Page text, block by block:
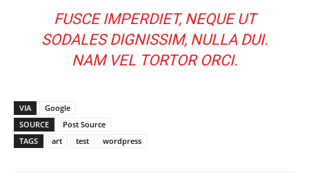
FUSCE IMPERDIET, NEQUE UT
SODALES DIGNISSIM, NULLA DUI.
NAM VEL TORTOR ORCI.
VIA
Google
SOURCE
Post Source
TAGS
art test wordpress